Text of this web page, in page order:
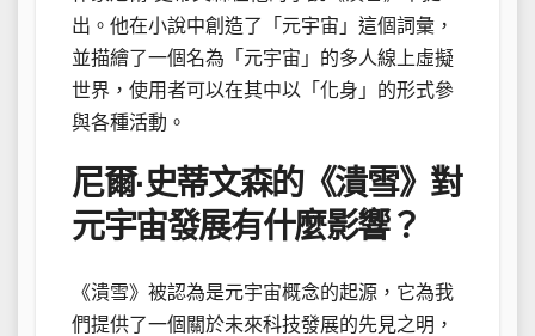
出。他在小說中創造了「元宇宙」這個詞彙，
並描繪了一個名為「元宇宙」的多人線上虛擬
世界，使用者可以在其中以「化身」的形式參
與各種活動。
尼爾·史蒂文森的《潰雪》對
元宇宙發展有什麼影響？
《潰雪》被認為是元宇宙概念的起源，它為我
們提供了一個關於未來科技發展的先見之明，